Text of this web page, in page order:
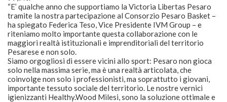
“E’ qualche anno che supportiamo la Victoria Libertas Pesaro
tramite la nostra partecipazione al Consorzio Pesaro Basket –
ha spiegato Federica Teso, Vice Presidente IVM Group – e
riteniamo molto importante questa collaborazione con le
maggiori realtà istituzionali e imprenditoriali del territorio
Pesarese e non solo.
Siamo orgogliosi di essere vicini allo sport: Pesaro non gioca
solo nella massima serie, ma è una realtà articolata, che
coinvolge non solo i professionisti, ma soprattutto i giovani,
importante tessuto sociale del territorio. Le nostre vernici
igienizzanti Healthy.Wood Milesi, sono la soluzione ottimale e